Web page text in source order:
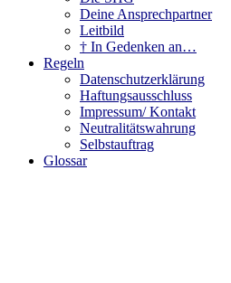
Deine Ansprechpartner
Leitbild
† In Gedenken an…
Regeln
Datenschutzerklärung
Haftungsausschluss
Impressum/ Kontakt
Neutralitätswahrung
Selbstauftrag
Glossar